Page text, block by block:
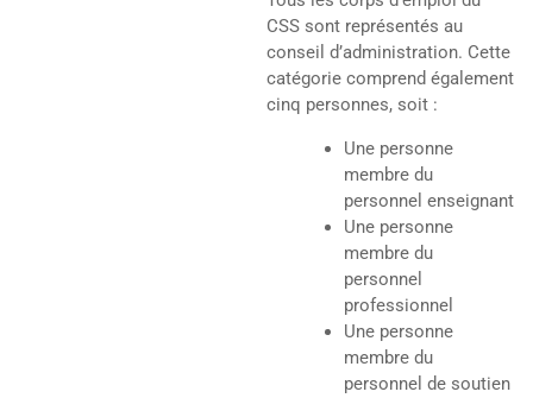
CSS sont représentés au
conseil d’administration. Cette
catégorie comprend également
cinq personnes, soit :
Une personne
membre du
personnel enseignant
Une personne
membre du
personnel
professionnel
Une personne
membre du
personnel de soutien